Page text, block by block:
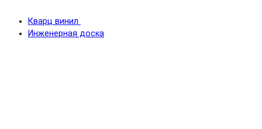
Кварц винил
Инженерная доска